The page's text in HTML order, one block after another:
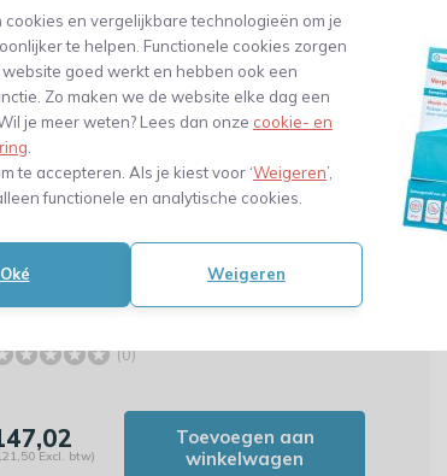
cookies en vergelijkbare technologieën om je
te helpen. Functionele cookies zorgen
goed werkt en hebben ook een
Zo maken we de website elke dag een
je meer weten? Lees dan onze cookie- en
te accepteren. Als je kiest voor ‘Weigeren’,
functionele en analytische cookies.
Oké Weigeren
order zonder extra kosten geleverd.
Op de afrekenpagina heb je de
wordt 'm!
Bedrukte papieren draagtas -
gedraaid koord - 45 x 16 x 48 cm
wit kraftpapier - 100 stuks
(0)
Excl. btw)
Toevoegen aan
winkelwagen